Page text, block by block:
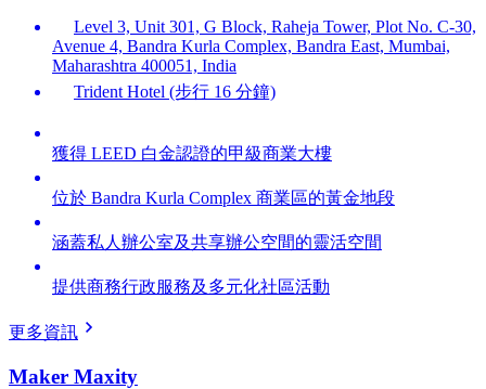
Level 3, Unit 301, G Block, Raheja Tower, Plot No. C-30,
Avenue 4, Bandra Kurla Complex, Bandra East, Mumbai,
Maharashtra 400051, India
Trident Hotel (步行 16 分鐘)
獲得 LEED 白金認證的甲級商業大樓
位於 Bandra Kurla Complex 商業區的黃金地段
涵蓋私人辦公室及共享辦公空間的靈活空間
提供商務行政服務及多元化社區活動
更多資訊
Maker Maxity